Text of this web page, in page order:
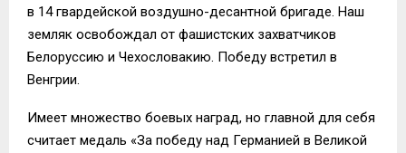
в 14 гвардейской воздушно-десантной бригаде. Наш
земляк освобождал от фашистских захватчиков
Белоруссию и Чехословакию. Победу встретил в
Венгрии.
Имеет множество боевых наград, но главной для себя
считает медаль «За победу над Германией в Великой